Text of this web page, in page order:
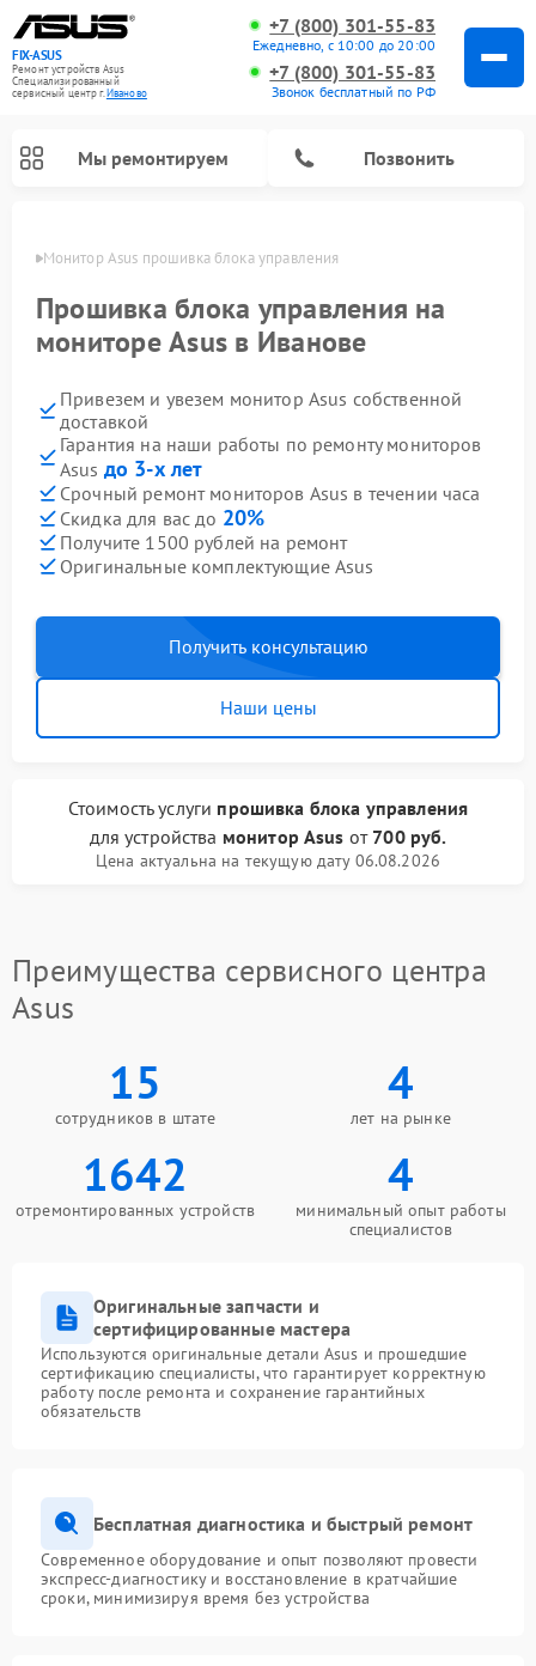
FIX-ASUS
Ремонт устройств Asus
Специализированный
cервисный центр г.Иваново
+7 (800) 301-55-83
Ежедневно, с 10:00 до 20:00
+7 (800) 301-55-83
Звонок бесплатный по РФ
Мы ремонтируем Позвонить
Монитор Asus прошивка блока управления
Прошивка блока управления на
мониторе Asus в Иванове
Привезем и увезем монитор Asus собственной
доставкой
Гарантия на наши работы по ремонту мониторов
Asus до 3-х лет
Срочный ремонт мониторов Asus в течении часа
Скидка для вас до 20%
Получите 1500 рублей на ремонт
Оригинальные комплектующие Asus
Получить консультацию
Наши цены
Стоимость услуги прошивка блока управления
для устройства монитор Asus от 700 руб.
Цена актуальна на текущую дату 06.08.2026
Преимущества сервисного центра
Asus
15
сотрудников в штате
4
лет на рынке
1642
отремонтированных устройств
4
минимальный опыт работы
специалистов
Оригинальные запчасти и
сертифицированные мастера
Используются оригинальные детали Asus и прошедшие
сертификацию специалисты, что гарантирует корректную
работу после ремонта и сохранение гарантийных
обязательств
Бесплатная диагностика и быстрый ремонт
Современное оборудование и опыт позволяют провести
экспресс-диагностику и восстановление в кратчайшие
сроки, минимизируя время без устройства